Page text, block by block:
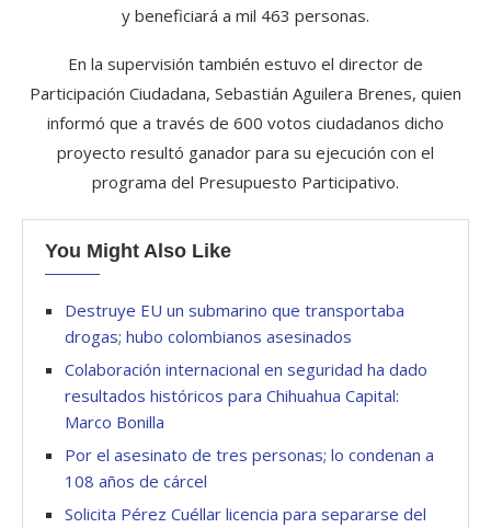
y beneficiará a mil 463 personas.
En la supervisión también estuvo el director de
Participación Ciudadana, Sebastián Aguilera Brenes, quien
informó que a través de 600 votos ciudadanos dicho
proyecto resultó ganador para su ejecución con el
programa del Presupuesto Participativo.
You Might Also Like
Destruye EU un submarino que transportaba
drogas; hubo colombianos asesinados
Colaboración internacional en seguridad ha dado
resultados históricos para Chihuahua Capital:
Marco Bonilla
Por el asesinato de tres personas; lo condenan a
108 años de cárcel
Solicita Pérez Cuéllar licencia para separarse del